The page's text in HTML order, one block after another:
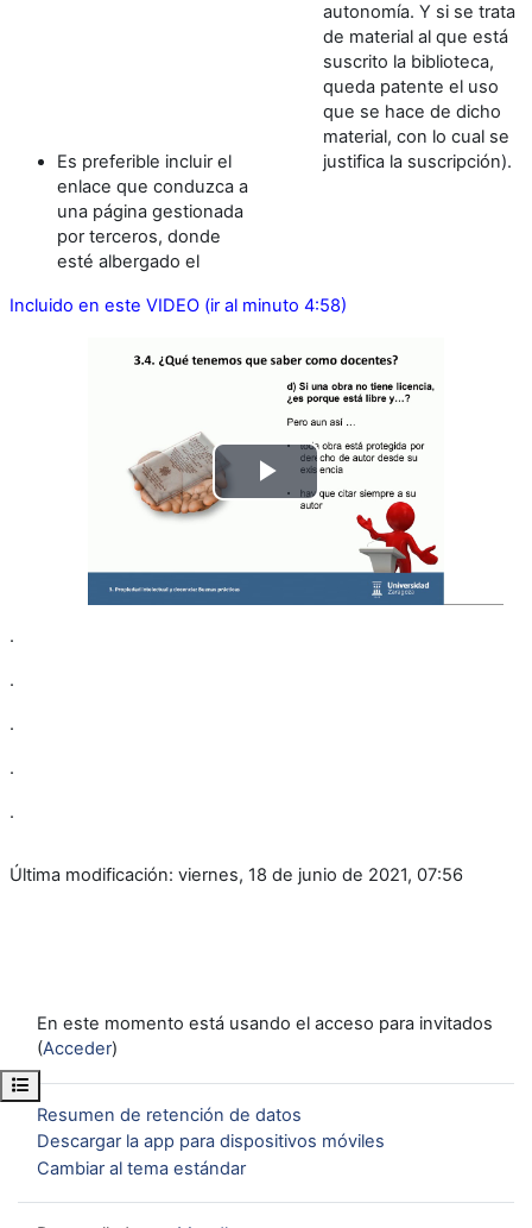
Abrir índice del curso
Es preferible incluir el
enlace que conduzca a
una página gestionada
por terceros, donde
esté albergado el
autonomía. Y si se trata
de material al que está
suscrito la biblioteca,
queda patente el uso
que se hace de dicho
material, con lo cual se
justifica la suscripción).
Incluido en este VIDEO (ir al minuto 4:58)
Reproducir
Vídeo
.
.
.
.
.
Última modificación: viernes, 18 de junio de 2021, 07:56
En este momento está usando el acceso para invitados
(Acceder)
Resumen de retención de datos
Descargar la app para dispositivos móviles
Cambiar al tema estándar